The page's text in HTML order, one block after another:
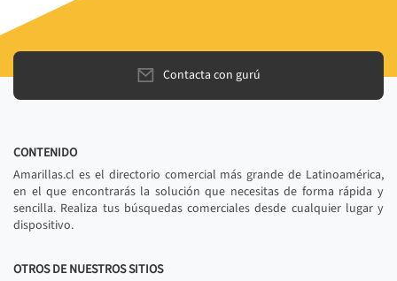
Contacta con gurú
CONTENIDO
Amarillas.cl es el directorio comercial más grande de Latinoamérica,
en el que encontrarás la solución que necesitas de forma rápida y
sencilla. Realiza tus búsquedas comerciales desde cualquier lugar y
dispositivo.
OTROS DE NUESTROS SITIOS